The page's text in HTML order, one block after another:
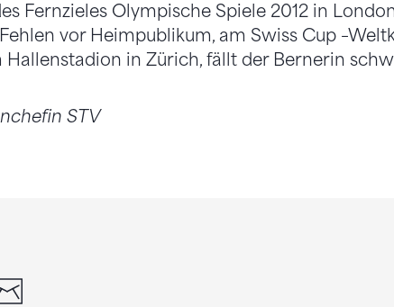
Fernzieles Olympische Spiele 2012 in
vor Heimpublikum, am Swiss Cup
in Zürich, fällt der Bernerin
STV